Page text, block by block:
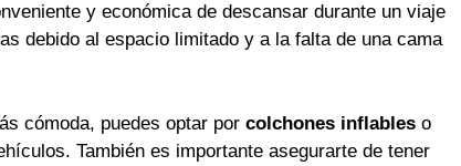
y económica de descansar durante un viaje
debido al espacio limitado y a la falta de una cama
cómoda, puedes optar por colchones inflables o
También es importante asegurarte de tener